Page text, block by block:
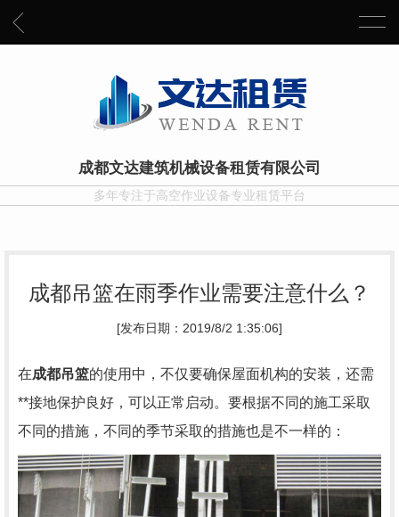
成都文达建筑机械设备租赁有限公司
多年专注于高空作业设备专业租赁平台
成都吊篮在雨季作业需要注意什么？
[发布日期：2019/8/2 1:35:06]
在成都吊篮的使用中，不仅要确保屋面机构的安装，还需
**接地保护良好，可以正常启动。要根据不同的施工采取
不同的措施，不同的季节采取的措施也是不一样的：